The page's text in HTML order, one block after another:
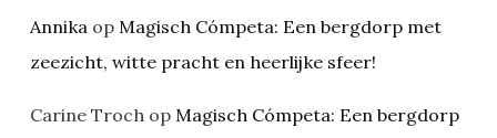
Annika op Magisch Cómpeta: Een bergdorp met
zeezicht, witte pracht en heerlijke sfeer!
Carine Troch op Magisch Cómpeta: Een bergdorp